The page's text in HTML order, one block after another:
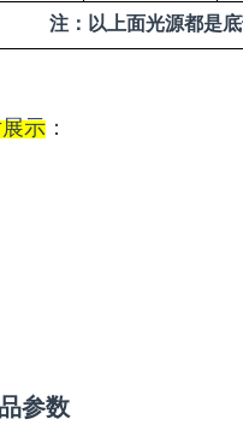
注：以上面光源都是
示 ：
参数